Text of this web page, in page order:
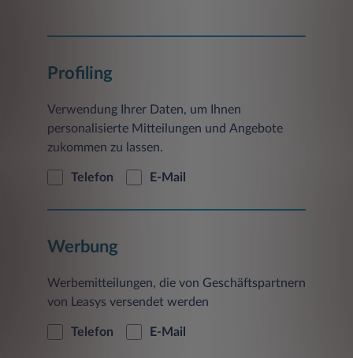
Profiling
Verwendung Ihrer Daten, um Ihnen
personalisierte Mitteilungen und Angebote
zukommen zu lassen.
Telefon E-Mail
Werbung
Werbemitteilungen, die von Geschäftspartnern
von Leasys versendet werden
Telefon E-Mail